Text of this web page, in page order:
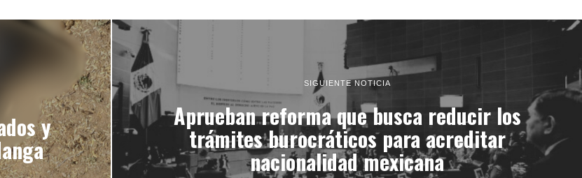
y
SIGUIENTE NOTICIA
Aprueban reforma que busca reducir los
trámites burocráticos para acreditar
nacionalidad mexicana